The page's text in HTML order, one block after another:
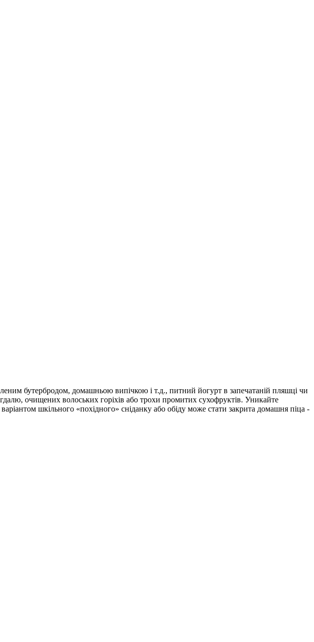
бутербродом, домашньою випічкою і т.д., питний йогурт в запечатаній пляшці чи
очищених волоських горіхів або трохи промитих сухофруктів. Уникайте
шкільного «похідного» сніданку або обіду може стати закрита домашня піца -